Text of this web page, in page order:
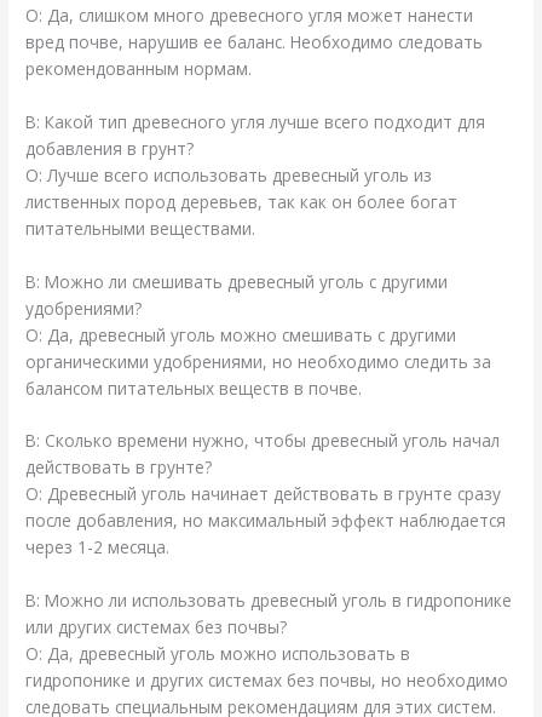
О: Да, слишком много древесного угля может нанести
вред почве, нарушив ее баланс. Необходимо следовать
рекомендованным нормам.
В: Какой тип древесного угля лучше всего подходит для
добавления в грунт?
О: Лучше всего использовать древесный уголь из
лиственных пород деревьев, так как он более богат
питательными веществами.
В: Можно ли смешивать древесный уголь с другими
удобрениями?
О: Да, древесный уголь можно смешивать с другими
органическими удобрениями, но необходимо следить за
балансом питательных веществ в почве.
В: Сколько времени нужно, чтобы древесный уголь начал
действовать в грунте?
О: Древесный уголь начинает действовать в грунте сразу
после добавления, но максимальный эффект наблюдается
через 1-2 месяца.
В: Можно ли использовать древесный уголь в гидропонике
или других системах без почвы?
О: Да, древесный уголь можно использовать в
гидропонике и других системах без почвы, но необходимо
следовать специальным рекомендациям для этих систем.